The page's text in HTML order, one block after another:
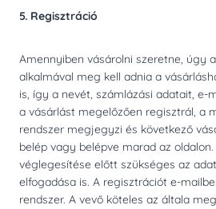
5. Regisztráció
Amennyiben vásárolni szeretne, úgy
alkalmával meg kell adnia a
is, így a nevét, számlázási adatait, e-
a vásárlást megelőzően regisztrál, a
rendszer megjegyzi és következő
belép vagy belépve marad az
véglegesítése előtt szükséges az
elfogadása is. A regisztrációt e-
rendszer. A vevő köteles az általa